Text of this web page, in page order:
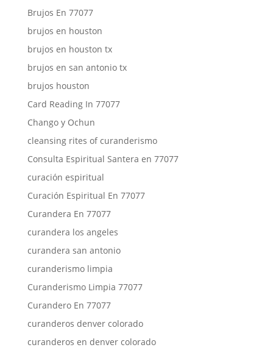
Brujos En 77077
brujos en houston
brujos en houston tx
brujos en san antonio tx
brujos houston
Card Reading In 77077
Chango y Ochun
cleansing rites of curanderismo
Consulta Espiritual Santera en 77077
curación espiritual
Curación Espiritual En 77077
Curandera En 77077
curandera los angeles
curandera san antonio
curanderismo limpia
Curanderismo Limpia 77077
Curandero En 77077
curanderos denver colorado
curanderos en denver colorado